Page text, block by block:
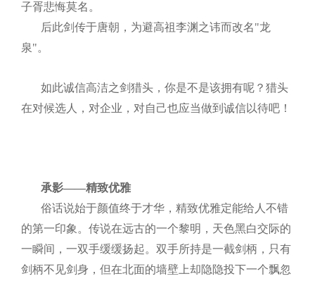
子胥悲悔莫名。
后此剑传于唐朝，为避高祖李渊之讳而改名"龙
泉"。
如此诚信高洁之剑猎头，你是不是该拥有呢？猎头
在对候选人，对企业，对自己也应当做到诚信以待吧！
承影——精致优雅
俗话说始于颜值终于才华，精致优雅定能给人不错
的第一印象。传说在远古的一个黎明，天色黑白交际的
一瞬间，一双手缓缓扬起。双手所持是一截剑柄，只有
剑柄不见剑身，但在北面的墙壁上却隐隐投下一个飘忽